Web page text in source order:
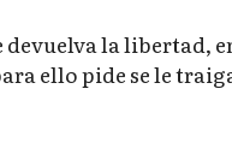
devuelva la libertad,
ello pide se le